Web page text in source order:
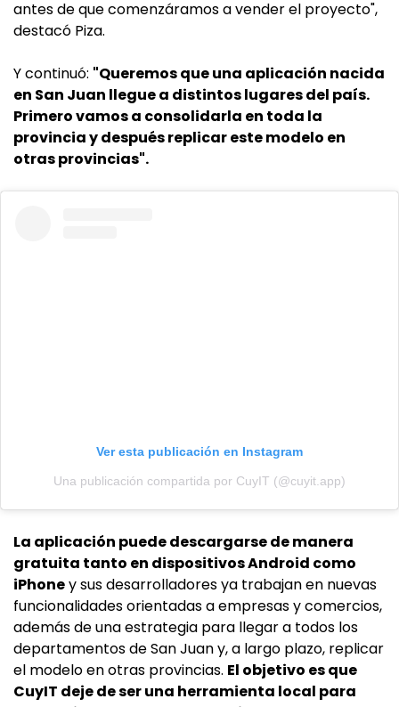
antes de que comenzáramos a vender el proyecto",
destacó Piza.
Y continuó: "Queremos que una aplicación nacida
en San Juan llegue a distintos lugares del país.
Primero vamos a consolidarla en toda la
provincia y después replicar este modelo en
otras provincias".
Ver esta publicación en Instagram
Una publicación compartida por CuyIT (@cuyit.app)
La aplicación puede descargarse de manera
gratuita tanto en dispositivos Android como
iPhoney sus desarrolladores ya trabajan en nuevas
funcionalidades orientadas a empresas y comercios,
además de una estrategia para llegar a todos los
departamentos de San Juan y, a largo plazo, replicar
el modelo en otras provincias. El objetivo es que
CuyIT deje de ser una herramienta local para